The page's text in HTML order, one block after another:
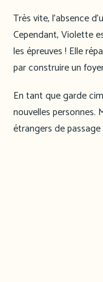
Très vite, l’absence
Cependant, Violette
les épreuves ! Elle
par construire un
En tant que garde
nouvelles
étrangers de